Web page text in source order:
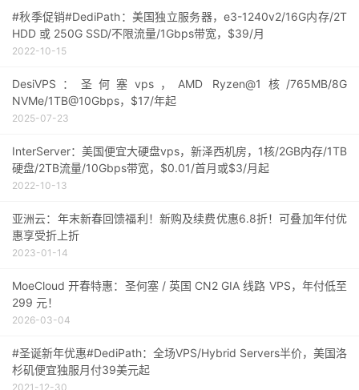
#秋季促销#DediPath：美国独立服务器，e3-1240v2/16G内存/2T
HDD 或 250G SSD/不限流量/1Gbps带宽，$39/月
2022-10-15
DesiVPS：圣何塞vps，AMD Ryzen@1核/765MB/8G
NVMe/1TB@10Gbps，$17/年起
2025-07-23
InterServer：美国便宜大硬盘vps，新泽西机房，1核/2GB内存/1TB
硬盘/2TB流量/10Gbps带宽，$0.01/首月或$3/月起
2022-10-13
亚洲云：年末新春回馈福利！新购及续费优惠6.8折！可叠加年付优
惠享受折上折
2023-01-14
MoeCloud 开春特惠：圣何塞 / 英国 CN2 GIA 线路 VPS，年付低至
299 元！
2026-03-04
#圣诞新年优惠#DediPath：全场VPS/Hybrid Servers半价，美国洛
杉矶便宜独服月付39美元起
2021-12-30